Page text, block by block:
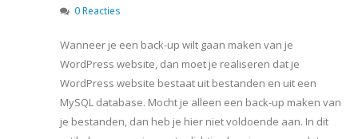
0 Reacties
Wanneer je een back-up wilt gaan maken van je
WordPress website, dan moet je realiseren dat je
WordPress website bestaat uit bestanden en uit een
MySQL database. Mocht je alleen een back-up maken van
je bestanden, dan heb je hier niet voldoende aan. In dit